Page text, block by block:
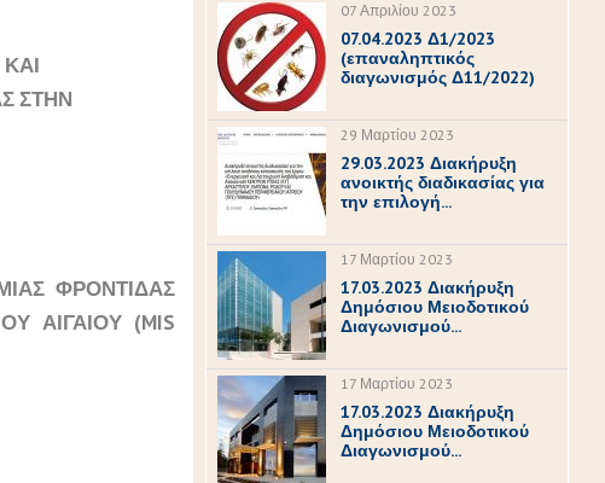
ΣΤΗΝ
ΦΡΟΝΤΙΔΑΣ
ΑΙΓΑΙΟΥ (MIS
07 Απριλίου 2023
07.04.2023 Δ1/2023
(επαναληπτικός
διαγωνισμός Δ11/2022)
29 Μαρτίου 2023
29.03.2023 Διακήρυξη
ανοικτής διαδικασίας για
την επιλογή...
17 Μαρτίου 2023
17.03.2023 Διακήρυξη
Δημόσιου Μειοδοτικού
Διαγωνισμού...
17 Μαρτίου 2023
17.03.2023 Διακήρυξη
Δημόσιου Μειοδοτικού
Διαγωνισμού...